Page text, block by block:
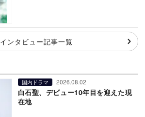
インタビュー記事一覧
国内ドラマ 2026.08.02
白石聖、デビュー10年目を迎えた現
在地